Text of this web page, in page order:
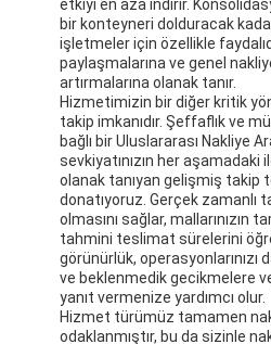
etkiyi en aza indirir.
bir konteyneri dolduracak
işletmeler için özellikle
paylaşmalarına ve genel
artırmalarına olanak tanır.
Hizmetimizin bir diğer kritik
takip imkanıdır. Şeffaflık ve
bağlı bir Uluslararası Nakliye
sevkiyatınızın her
olanak tanıyan gelişmiş takip
donatıyoruz. Gerçek zamanlı
olmasını sağlar, mallarınızın
tahmini teslimat sürelerini
görünürlük, operasyonlarınızı
ve beklenmedik gecikmelere
yanıt vermenize yardımcı olur.
Hizmet türümüz tamamen
odaklanmıştır, bu da sizinle